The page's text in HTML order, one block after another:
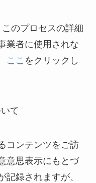
のプロセスの詳細
業者に使用されな
ここ をクリックし
て
コンテンツをご訪
意思表示にもとづ
記録されますが、